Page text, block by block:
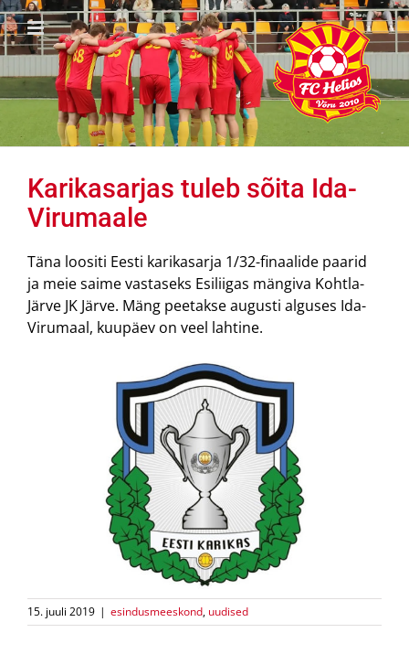
Skip
to
content
Karikasarjas tuleb sõita Ida-
Virumaale
Täna loositi Eesti karikasarja 1/32-finaalide paarid
ja meie saime vastaseks Esiliigas mängiva Kohtla-
Järve JK Järve. Mäng peetakse augusti alguses Ida-
Virumaal, kuupäev on veel lahtine.
15. juuli 2019 | esindusmeeskond, uudised